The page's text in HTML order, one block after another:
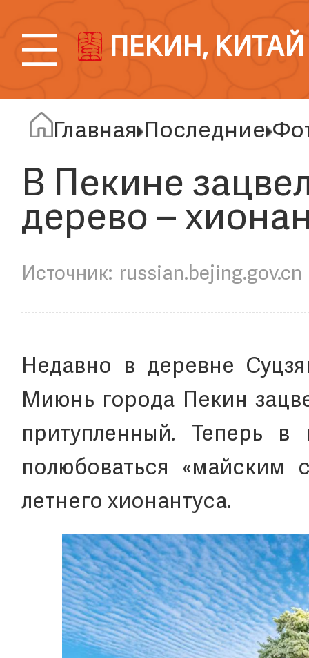
ПЕКИН, КИТАЙ
Главная Последние
В Пекине
дерево –
russian.bejing.gov.cn
Недавно в деревне
Миюнь города Пекин
притупленный. Теперь
полюбоваться «майским
летнего хионантуса.